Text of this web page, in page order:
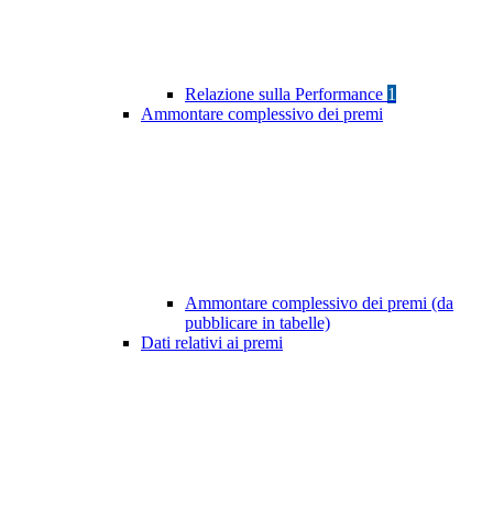
Relazione sulla Performance 1
Ammontare complessivo dei premi
Ammontare complessivo dei premi (da
pubblicare in tabelle)
Dati relativi ai premi